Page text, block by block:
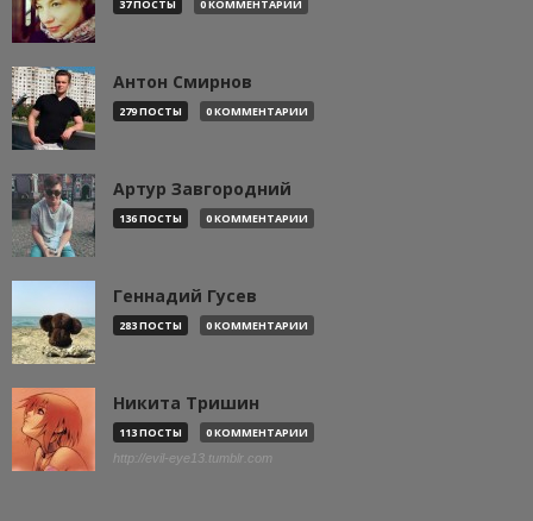
37 ПОСТЫ 0 КОММЕНТАРИИ
Антон Смирнов
279 ПОСТЫ 0 КОММЕНТАРИИ
Артур Завгородний
136 ПОСТЫ 0 КОММЕНТАРИИ
Геннадий Гусев
283 ПОСТЫ 0 КОММЕНТАРИИ
Никита Тришин
113 ПОСТЫ 0 КОММЕНТАРИИ
http://evil-eye13.tumblr.com